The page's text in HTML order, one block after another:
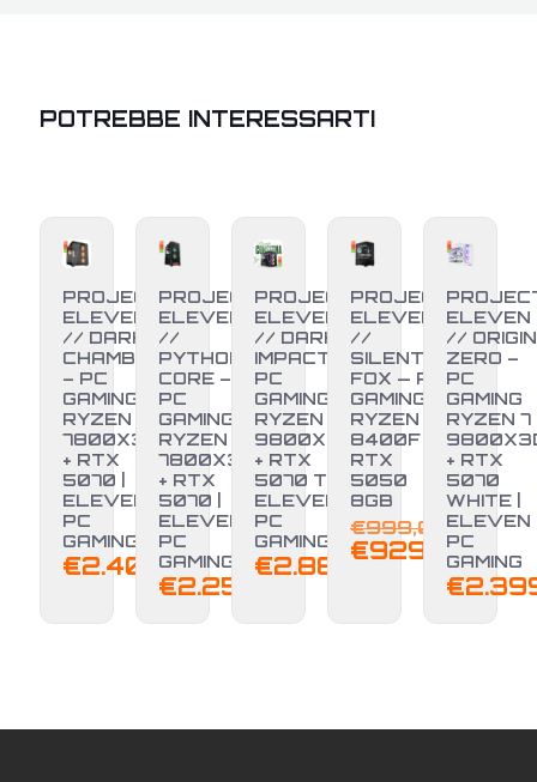
POTREBBE INTERESSARTI
PROJECT
ELEVEN
// DARK
CHAMBER
– PC
GAMING
RYZEN 7
7800X3D
+ RTX
5070 |
ELEVEN
PC
GAMING
€2.400,00
PROJECT
ELEVEN
//
PYTHON
CORE –
PC
GAMING
RYZEN 7
7800X3D
+ RTX
5070 |
ELEVEN
PC
GAMING
€2.250,00
PROJECT
ELEVEN
// DARK
IMPACT –
PC
GAMING
RYZEN 7
9800X3D
+ RTX
5070 TI |
ELEVEN
PC
GAMING
€2.889,00
-7%
PROJECT
ELEVEN
//
SILENT
FOX — PC
GAMING
RYZEN 5
8400F +
RTX
5050
8GB
€999,00 Il
era:
€929,00Il
è:
ELEVEN
// ORIGIN
ZERO –
PC
GAMING
RYZEN 7
+ RTX
5070
WHITE |
ELEVEN
PC
GAMING
€